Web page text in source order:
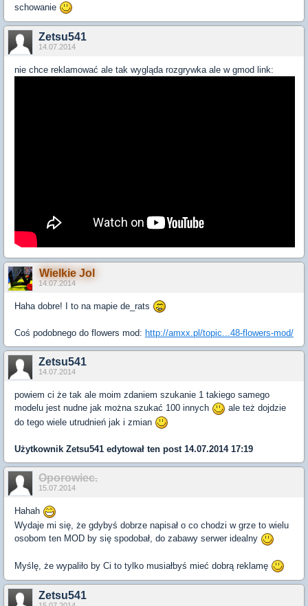
schowanie
Zetsu541
14.07.2014
nie chce reklamować ale tak wygląda rozgrywka ale w gmod link:
Wielkie Jol
14.07.2014
Haha dobre! I to na mapie de_rats
Coś podobnego do flowers mod: http://amxx.pl/topic...48-flowers-mod/
Zetsu541
14.07.2014
powiem ci że tak ale moim zdaniem szukanie 1 takiego samego
modelu jest nudne jak można szukać 100 innych
ale też dojdzie
do tego wiele utrudnień jak i zmian
Użytkownik Zetsu541 edytował ten post 14.07.2014 17:19
Oporowiec.
15.07.2014
Hahah
Wydaje mi się, że gdybyś dobrze napisał o co chodzi w grze to wielu
osobom ten MOD by się spodobał, do zabawy serwer idealny
Myślę, że wypaliło by Ci to tylko musiałbyś mieć dobrą reklamę
Zetsu541